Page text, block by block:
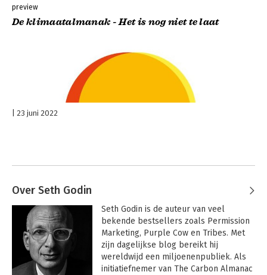
preview
De klimaatalmanak - Het is nog niet te laat
23 juni 2022
Over Seth Godin
Seth Godin is de auteur van veel
bekende bestsellers zoals Permission
Marketing, Purple Cow en Tribes. Met
zijn dagelijkse blog bereikt hij
wereldwijd een miljoenenpubliek. Als
initiatiefnemer van The Carbon Almanac